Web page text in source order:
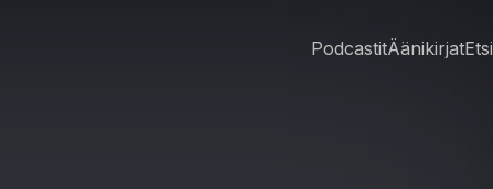
PodcastitÄänikirjatEtsi